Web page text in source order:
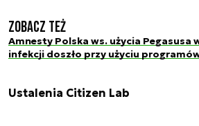
Zobacz też
Amnesty Polska ws. użycia Pegasusa
infekcji doszło przy użyciu
Ustalenia Citizen Lab